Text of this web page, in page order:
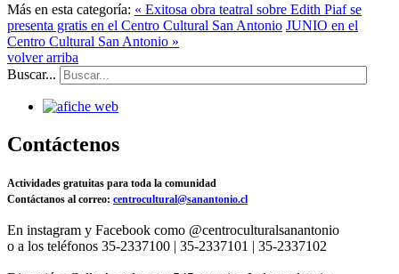
Más en esta categoría: « Exitosa obra teatral sobre Edith Piaf se
presenta gratis en el Centro Cultural San Antonio JUNIO en el
Centro Cultural San Antonio »
volver arriba
Buscar...
Contáctenos
Actividades gratuitas para toda la comunidad
Contáctanos al correo: centrocultural@sanantonio.cl
En instagram y Facebook como @centroculturalsanantonio
o a los teléfonos 35-2337100 | 35-2337101 | 35-2337102